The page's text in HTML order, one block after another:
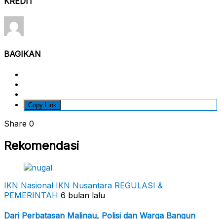
BAGIKAN
Copy Link
Share 0
Rekomendasi
IKN Nasional IKN Nusantara REGULASI &
PEMERINTAH 6 bulan lalu
Dari Perbatasan Malinau, Polisi dan Warga Bangun